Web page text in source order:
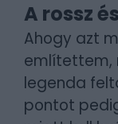
A rossz
Ahogy azt
említettem,
legenda
pontot